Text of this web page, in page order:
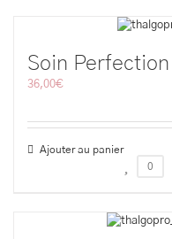
Soin
36,00€
Ajouter au panier
0